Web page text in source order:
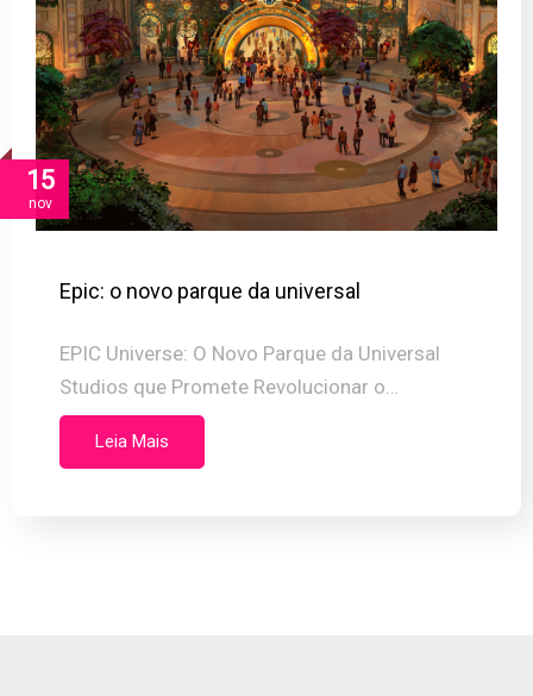
15
nov
Epic: o novo parque da universal
EPIC Universe: O Novo Parque da Universal
Studios que Promete Revolucionar o…
Leia Mais